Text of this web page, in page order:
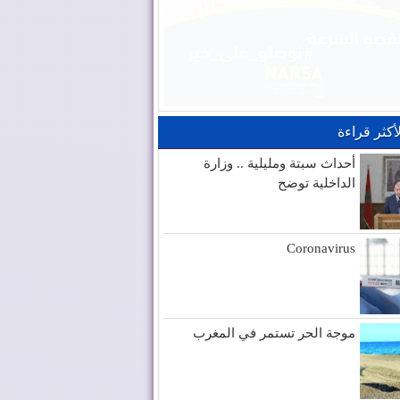
قراءة
أحداث سبتة ومليلية .. وزارة
الداخلية توضح
Coronavirus
موجة الحر تستمر في المغرب